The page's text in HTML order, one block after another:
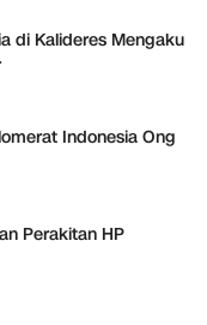
di Kalideres Mengaku
Indonesia Ong
Perakitan HP